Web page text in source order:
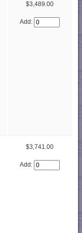
$3,489.00
Add:
$3,741.00
Add: